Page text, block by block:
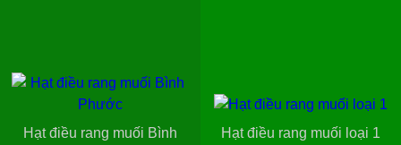
Hạt điều rang muối Bình
Hạt điều rang muối loại 1